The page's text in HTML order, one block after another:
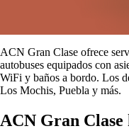
ACN Gran Clase ofrece
autobuses equipados con
WiFi y baños a bordo. Los
Los Mochis, Puebla y más.
ACN Gran